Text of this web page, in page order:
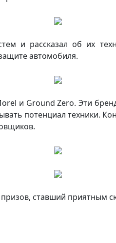
и рассказал об их
автомобиля.
и Ground Zero. Эти
потенциал техники.
ставший приятным